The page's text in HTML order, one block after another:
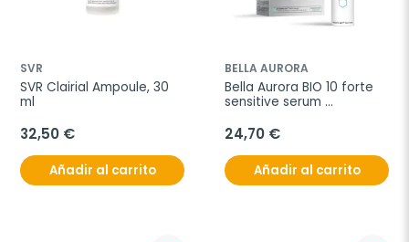
SVR
SVR Clairial Ampoule, 30
ml
32,50 €
Añadir al carrito
BELLA AURORA
Bella Aurora BIO 10 forte
sensitive serum
24,70 €
Añadir al carrito